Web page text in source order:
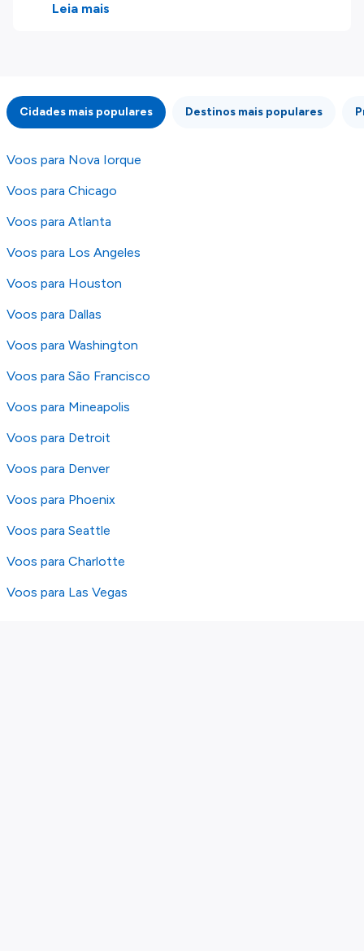
produtos disponíveis no nosso website são
integridade ou pela precisão da informação
publicada, por isso verifique com atenção todas
as condições no website do parceiro antes de
fazer uma reserva. Para mais detalhes verifique
os nossosTermos e Condições
Leia mais
Cidades mais populares Destinos mais populares
Voos para Nova Iorque
Voos para Chicago
Voos para Atlanta
Voos para Los Angeles
Voos para Houston
Voos para Dallas
Voos para Washington
Voos para São Francisco
Voos para Mineapolis
Voos para Detroit
Voos para Denver
Voos para Phoenix
Voos para Seattle
Voos para Charlotte
Voos para Las Vegas